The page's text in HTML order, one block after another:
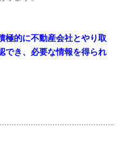
極的に不動産会社とやり取
でき、必要な情報を得られ